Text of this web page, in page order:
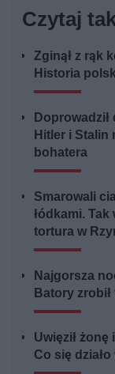
Czytaj
Zginął z rąk
Historia
Hitler i Stalin
bohatera
Smarowali
łódkami.
tortura w
Najgorsza
Batory
Uwięził żonę
Co się